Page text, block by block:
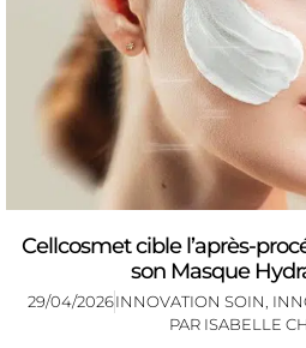
Cellcosmet cible l’après-
son Masque
29/04/2026INNOVATION SOIN
PAR ISABELLE